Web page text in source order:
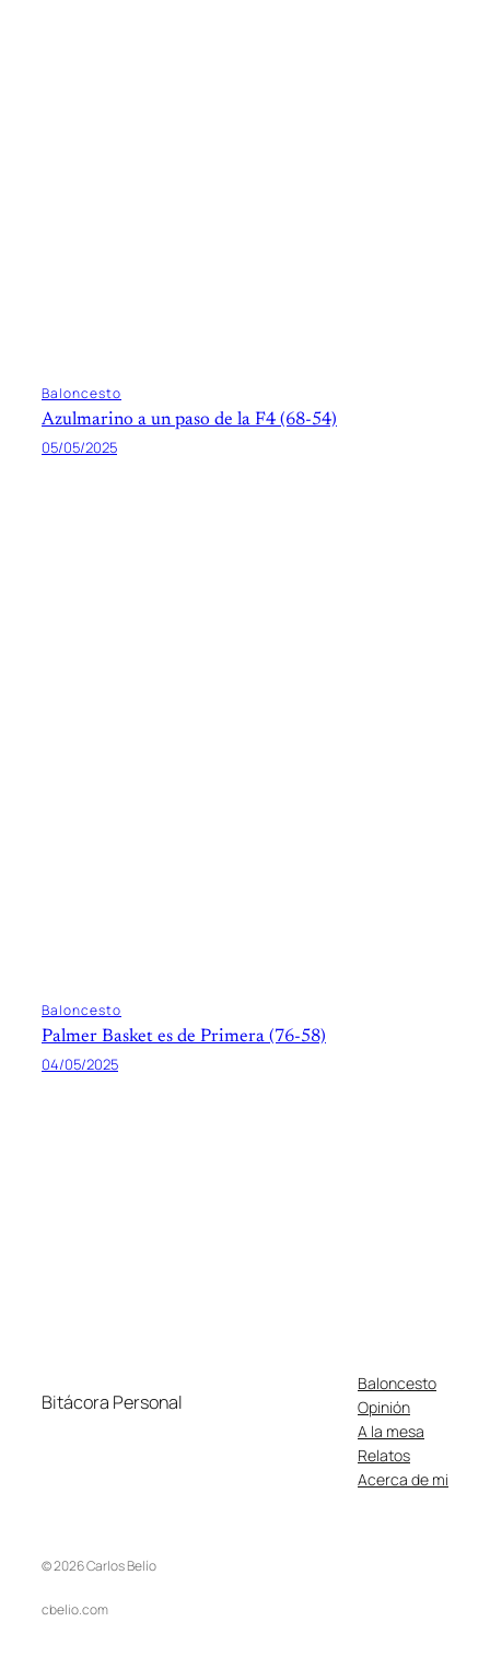
Baloncesto
Azulmarino a un paso de la F4 (68-54)
05/05/2025
Baloncesto
Palmer Basket es de Primera (76-58)
04/05/2025
Bitácora Personal
Baloncesto
Opinión
A la mesa
Relatos
Acerca de mi
© 2026 Carlos Belío
cbelio.com